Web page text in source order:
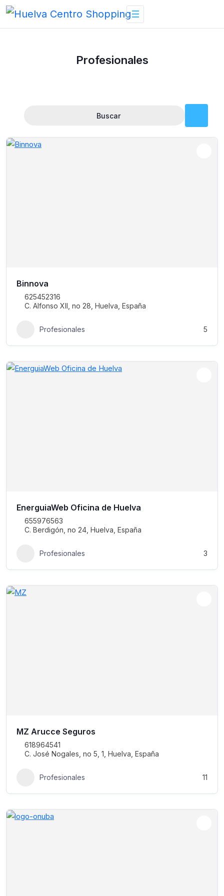
Skip
Profesionales
Buscar
Binnova
625452316
C. Alfonso XII, no 28, Huelva, España
Profesionales 5
EnerguiaWeb Oficina de Huelva
655976563
C. Berdigón, no 24, Huelva, España
Profesionales 3
MZ Arucce Seguros
618964541
C. José Nogales, no 5, 1, Huelva, España
Profesionales 11